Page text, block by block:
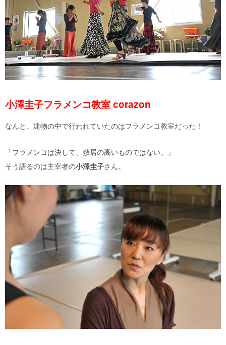
小澤圭子フラメンコ教室 corazon
なんと、建物の中で行われていたのはフラメンコ教室だった！
「フラメンコは決して、敷居の高いものではない。」
そう語るのは主宰者の小澤圭子さん。